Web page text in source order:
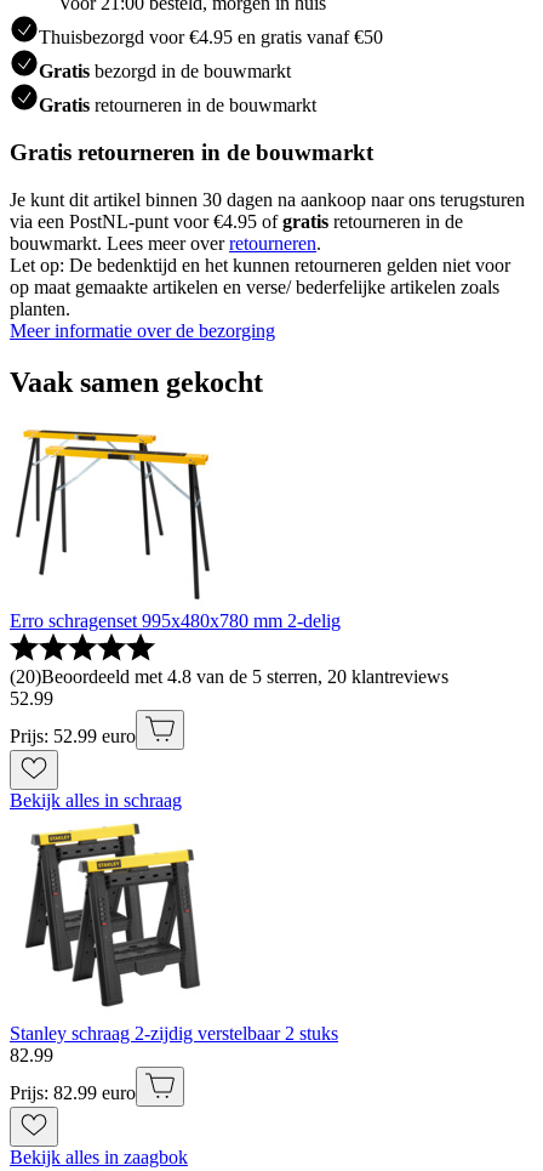
Thuisbezorgd voor €4.95 en gratis vanaf €50
Gratis bezorgd in de bouwmarkt
Gratis retourneren in de bouwmarkt
Gratis retourneren in de bouwmarkt
Je kunt dit artikel binnen 30 dagen na aankoop naar ons terugsturen
via een PostNL-punt voor €4.95 ofgratis retourneren in de
bouwmarkt. Lees meer overretourneren.
Let op: De bedenktijd en het kunnen retourneren gelden niet voor
op maat gemaakte artikelen en verse/ bederfelijke artikelen zoals
planten.
Meer informatie over de bezorging
Vaak samen gekocht
Erro schragenset 995x480x780 mm 2-delig
(20)Beoordeeld met 4.8 van de 5 sterren, 20 klantreviews
52.99
Prijs: 52.99 euro
Bekijk alles in schraag
Stanley schraag 2-zijdig verstelbaar 2 stuks
82.99
Prijs: 82.99 euro
Bekijk alles in zaagbok